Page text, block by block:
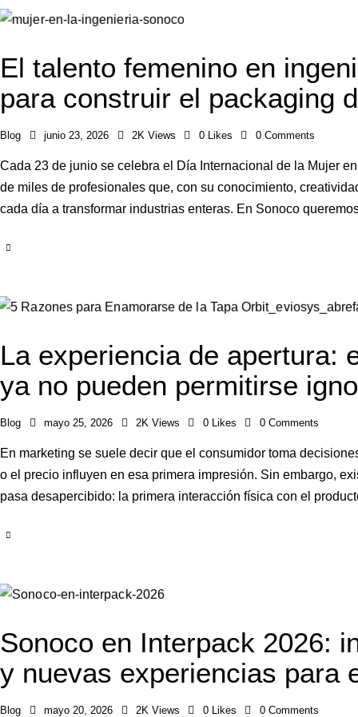
El talento femenino en
para construir el packaging
Blog junio 23, 2026 2K Views 0 Likes 0 Comments
Cada 23 de junio se celebra el Día Internacional de la Mujer
de miles de profesionales que, con su conocimiento,
cada día a transformar industrias enteras. En Sonoco
La experiencia de apertura:
ya no pueden permitirse
Blog mayo 25, 2026 2K Views 0 Likes 0 Comments
En marketing se suele decir que el consumidor toma
o el precio influyen en esa primera impresión. Sin embargo,
pasa desapercibido: la primera interacción física con el
Sonoco en Interpack 2026:
y nuevas experiencias para
Blog mayo 20, 2026 2K Views 0 Likes 0 Comments